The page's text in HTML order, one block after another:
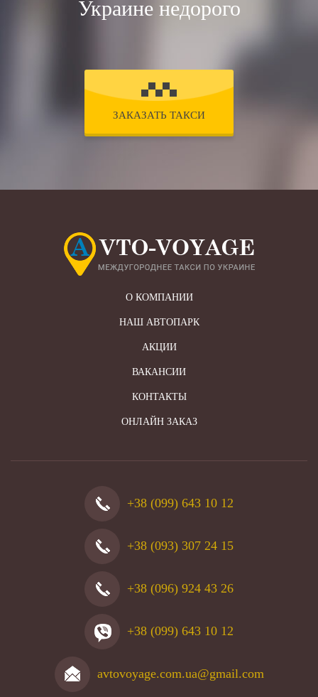
Украине недорого
ЗАКАЗАТЬ ТАКСИ
О КОМПАНИИ
НАШ АВТОПАРК
АКЦИИ
ВАКАНСИИ
КОНТАКТЫ
ОНЛАЙН ЗАКАЗ
+38 (099) 643 10 12
+38 (093) 307 24 15
+38 (096) 924 43 26
+38 (099) 643 10 12
avtovoyage.com.ua@gmail.com